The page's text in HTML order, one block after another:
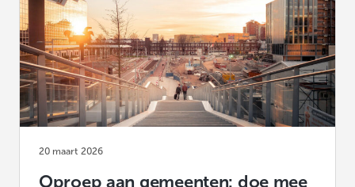
20 maart 2026
Oproep aan gemeenten: doe mee